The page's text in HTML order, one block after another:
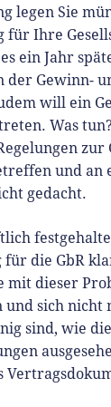
legen Sie
Ihre
ein Jahr
der Gewinn-
will ein
Was
zur
und an
gedacht.
für die GbR
mit dieser
und sich nicht
sind, wie